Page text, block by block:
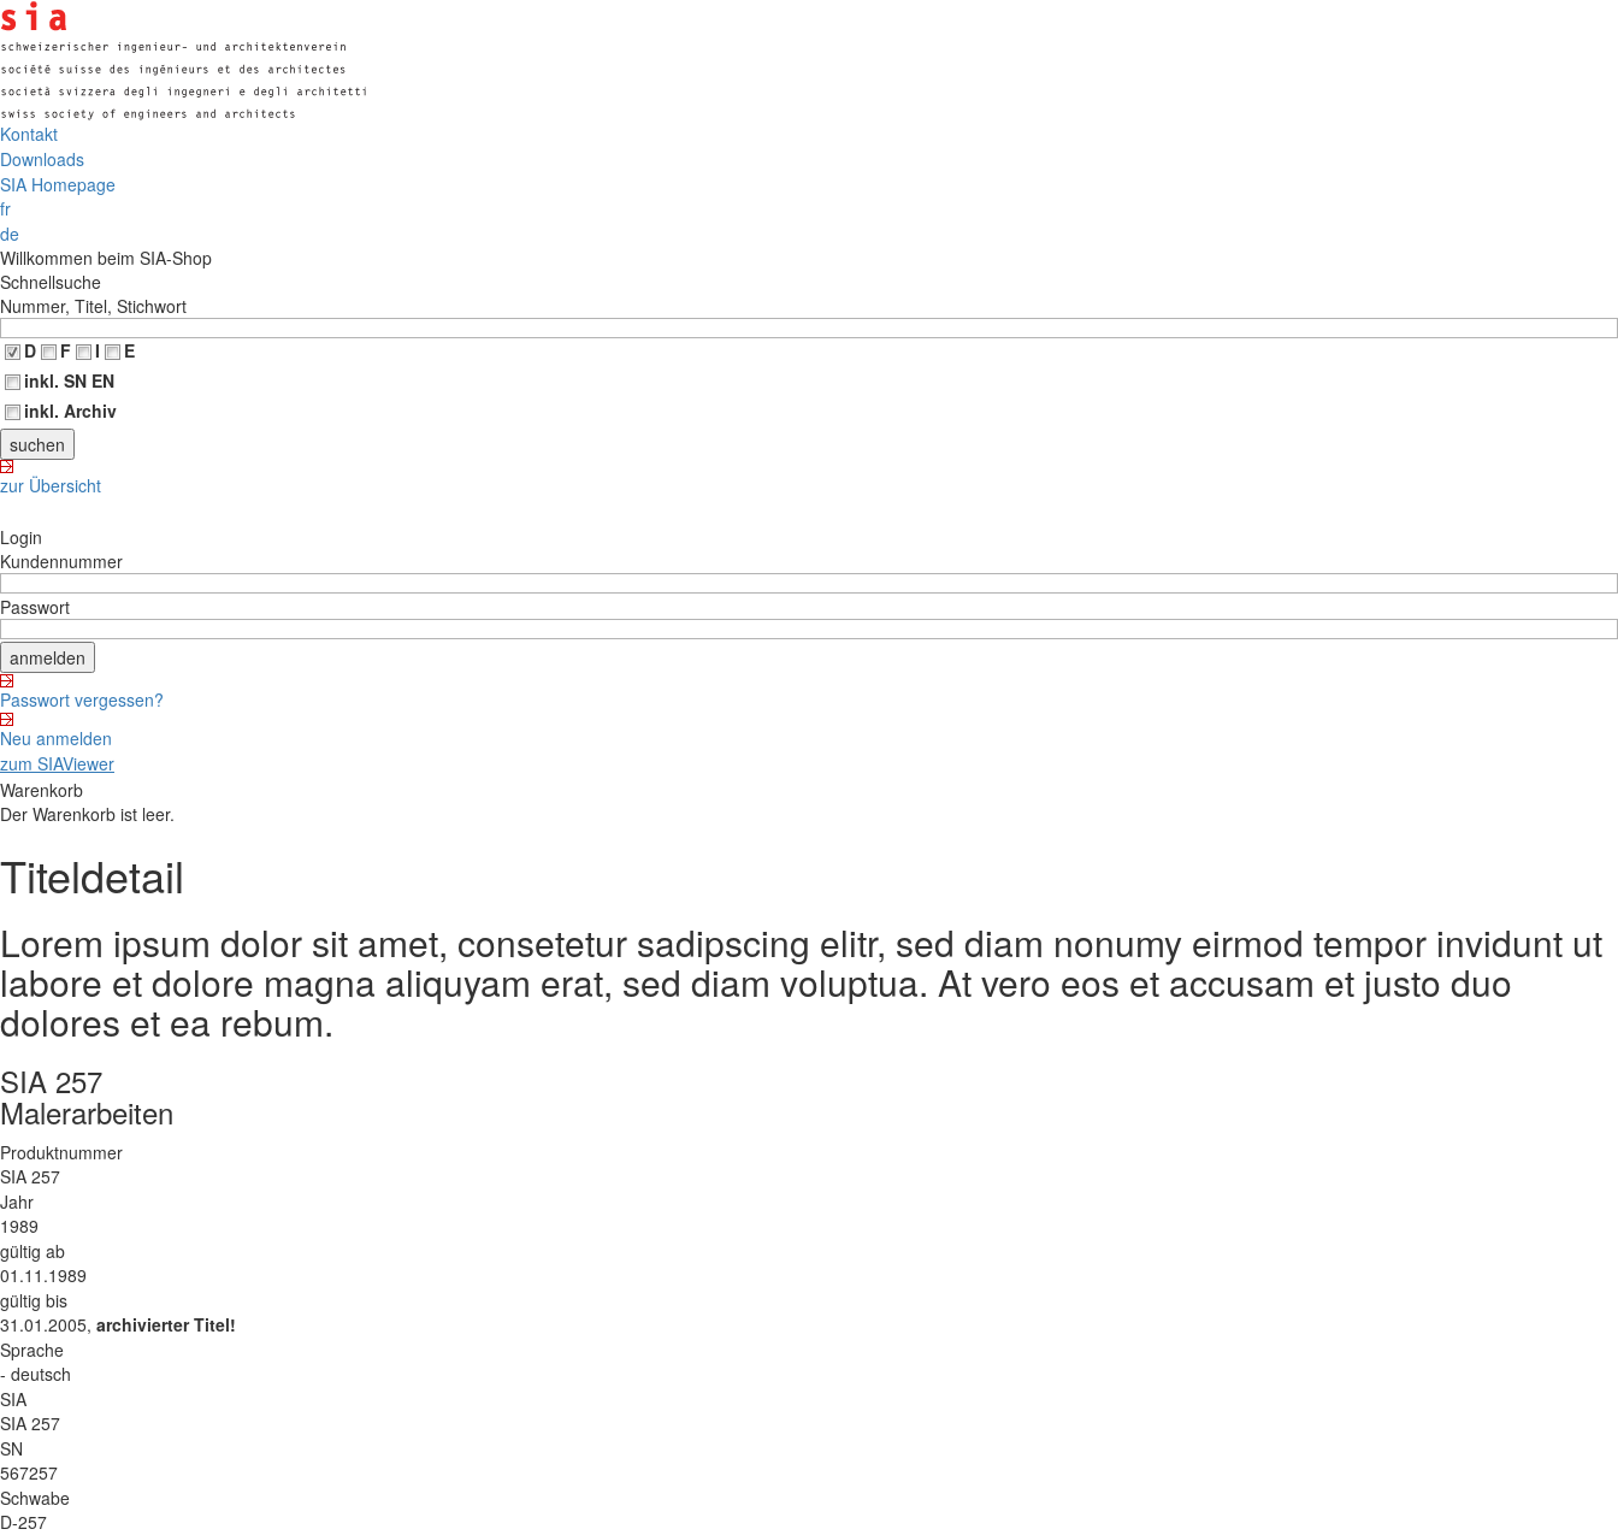
Kontakt
Downloads
SIA Homepage
fr
de
Willkommen beim SIA-Shop
Schnellsuche
Nummer, Titel, Stichwort
D
F I
E
inkl. SN EN
inkl. Archiv
zur Übersicht
Login
Kundennummer
Passwort
Passwort vergessen?
Neu anmelden
zum SIAViewer
Warenkorb
Der Warenkorb ist leer.
Titeldetail
Lorem ipsum dolor sit amet, consetetur sadipscing elitr, sed diam nonumy eirmod tempor invidunt ut
labore et dolore magna aliquyam erat, sed diam voluptua. At vero eos et accusam et justo duo
dolores et ea rebum.
SIA 257
Malerarbeiten
Produktnummer
SIA 257
Jahr
1989
gültig ab
01.11.1989
gültig bis
31.01.2005, archivierter Titel!
Sprache
- deutsch
SIA
SIA 257
SN
567257
Schwabe
D-257